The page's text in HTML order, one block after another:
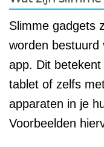
Slimme gadgets
worden bestuurd
app. Dit
tablet of zelfs
apparaten in je
Voorbeelden